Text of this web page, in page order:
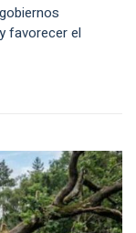
favorecer el